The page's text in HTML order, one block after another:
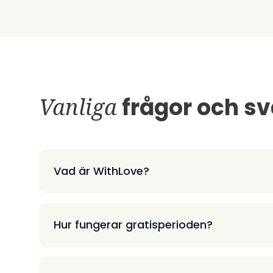
Vanligafrågor och
Vad är WithLove?
Hur fungerar gratisperioden?